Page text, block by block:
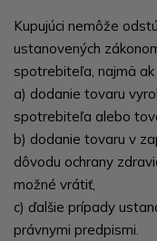
Kupujúci nemôže
ustanovených
spotrebiteľa, najmä
a) dodanie tovaru
spotrebiteľa alebo
b) dodanie tovaru v
dôvodu ochrany
možné vrátiť,
c) ďalšie prípady
právnymi predpismi.